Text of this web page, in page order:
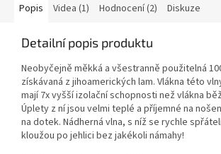
Popis Videa (1) Hodnocení (2) Diskuze
Detailní popis produktu
Neobyčejně měkká a všestranně použitelná
získávaná z jihoamerických lam. Vlákna této
mají 7x vyšší izolační schopnosti než vlákna
Úplety z ní jsou velmi teplé a příjemné na
na dotek. Nádherná vlna, s níž se rychle
kloužou po jehlici bez jakékoli námahy!